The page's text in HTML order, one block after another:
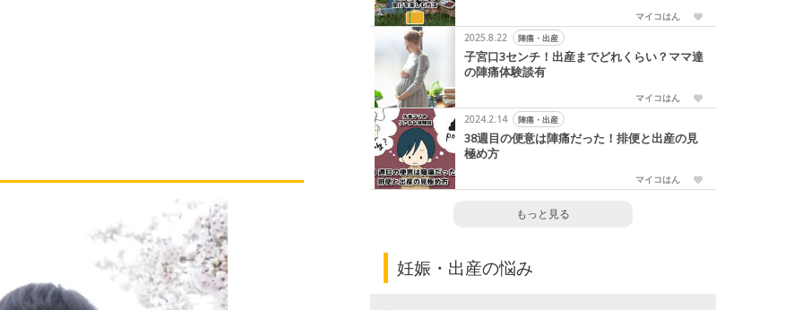
マイコはん
2025.8.22
陣痛・出産
子宮口3センチ！出産までどれくらい？ママ達
の陣痛体験談有
マイコはん
2024.2.14
陣痛・出産
38週目の便意は陣痛だった！排便と出産の見
極め方
マイコはん
もっと見る
妊娠・出産の悩み